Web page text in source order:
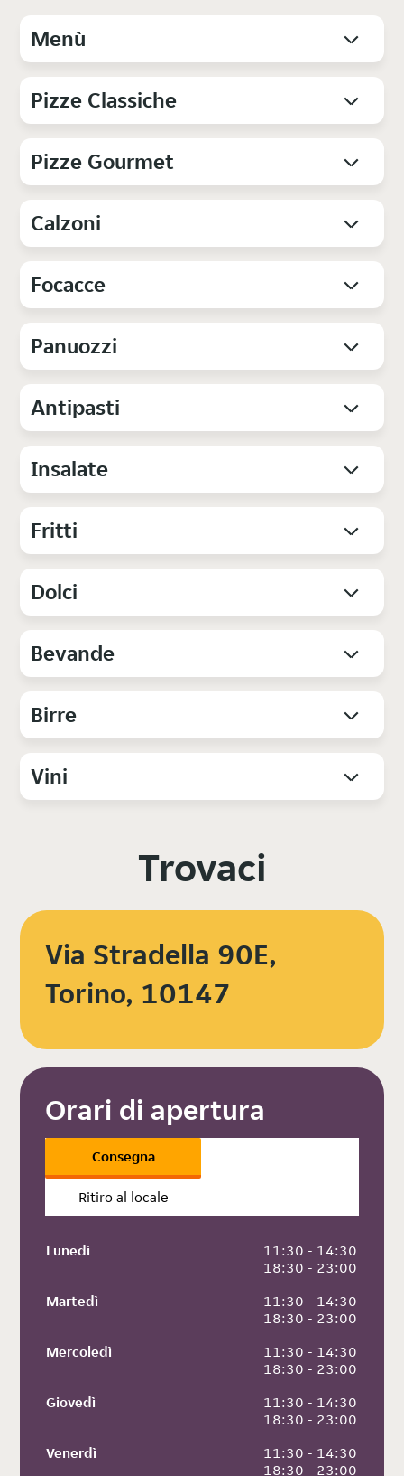
Menù
Pizze Classiche
Pizze Gourmet
Calzoni
Focacce
Panuozzi
Antipasti
Insalate
Fritti
Dolci
Bevande
Birre
Vini
Trovaci
Via Stradella 90E,
Torino, 10147
Orari di apertura
Consegna
Ritiro al locale
Lunedì
11:30 - 14:30
18:30 - 23:00
Martedì
11:30 - 14:30
18:30 - 23:00
Mercoledì
11:30 - 14:30
18:30 - 23:00
Giovedì
11:30 - 14:30
18:30 - 23:00
Venerdì
11:30 - 14:30
18:30 - 23:00